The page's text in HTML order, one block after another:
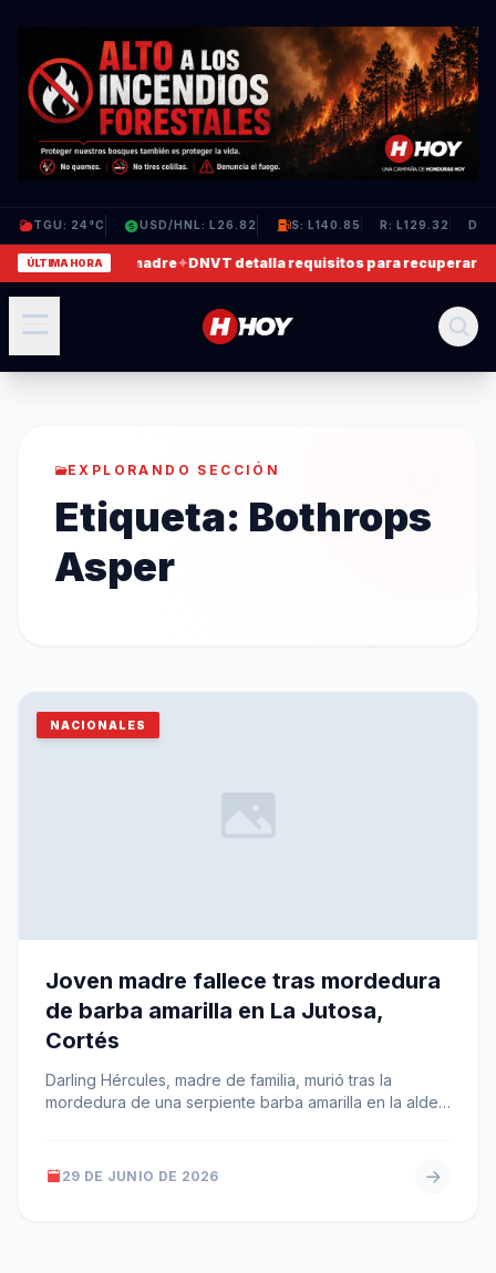
TGU: 24°C USD/HNL: L26.82 S: L140.85 R: L129.32 D:
ÚLTIMA HORA
agrede a su madre✦DNVT detalla requisitos para recuperar
EXPLORANDO SECCIÓN
Etiqueta: Bothrops
Asper
NACIONALES
Joven madre fallece tras mordedura
de barba amarilla en La Jutosa,
Cortés
Darling Hércules, madre de familia, murió tras la
mordedura de una serpiente barba amarilla en la aldea
29 DE JUNIO DE 2026